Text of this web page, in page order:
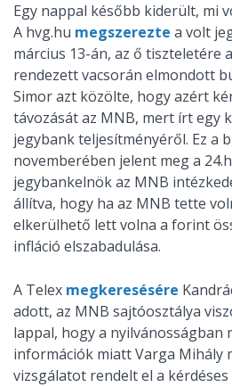
Egy nappal később kiderült, mi
A hvg.hu megszerezte a volt
március 13-án, az ő tiszteletére
rendezett vacsorán elmondott
Simor azt közölte, hogy azért
távozását az MNB, mert írt egy
jegybank teljesítményéről. Ez a
novemberében jelent meg a
jegybankelnök az MNB
állítva, hogy ha az MNB tette
elkerülhető lett volna a forint
infláció elszabadulása.
A Telex megkeresésére
adott, az MNB sajtóosztálya
lappal, hogy a nyilvánosságban
információk miatt Varga Mihály
vizsgálatot rendelt el a kérdéses